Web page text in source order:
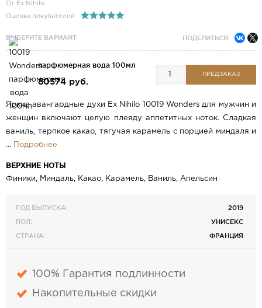
От Ex Nihilo
Оценка покупателей
ВЫБЕРИТЕ ВАРИАНТ ПОДЕЛИТЬСЯ:
парфюмерная вода 100мл
80574 руб.
ПРЕДЗАКАЗ
Яркие авангардные духи Ex Nihilo 10019 Wonders для мужчин и
женщин включают целую плеяду аппетитных ноток. Сладкая
ваниль, терпкое какао, тягучая карамель с порцией миндаля и
... Подробнее
ВЕРХНИЕ НОТЫ
Финики, Миндаль, Какао, Карамель, Ваниль, Апельсин
ГОД ВЫПУСКА:
2019
ПОЛ:
УНИСЕКС
СТРАНА:
ФРАНЦИЯ
100% Гарантия подлинности
Накопительные скидки